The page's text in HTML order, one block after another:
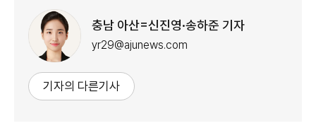
충남 아산=신진영·송하준 기자
yr29@ajunews.com
기자의 다른기사